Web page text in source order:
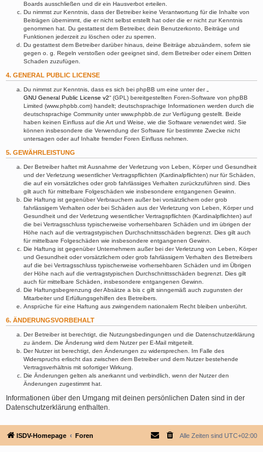
Boards ausschließen und dir ein Hausverbot erteilen.
Du nimmst zur Kenntnis, dass der Betreiber keine Verantwortung für die Inhalte von
Beiträgen übernimmt, die er nicht selbst erstellt hat oder die er nicht zur Kenntnis
genommen hat. Du gestattest dem Betreiber, dein Benutzerkonto, Beiträge und
Funktionen jederzeit zu löschen oder zu sperren.
Du gestattest dem Betreiber darüber hinaus, deine Beiträge abzuändern, sofern sie
gegen o. g. Regeln verstoßen oder geeignet sind, dem Betreiber oder einem Dritten
Schaden zuzufügen.
4. GENERAL PUBLIC LICENSE
Du nimmst zur Kenntnis, dass es sich bei phpBB um eine unter der „
GNU General Public License v2“ (GPL) bereitgestellten Foren-Software von phpBB
Limited (www.phpbb.com) handelt; deutschsprachige Informationen werden durch die
deutschsprachige Community unter www.phpbb.de zur Verfügung gestellt. Beide
haben keinen Einfluss auf die Art und Weise, wie die Software verwendet wird. Sie
können insbesondere die Verwendung der Software für bestimmte Zwecke nicht
untersagen oder auf Inhalte fremder Foren Einfluss nehmen.
5. GEWÄHRLEISTUNG
Der Betreiber haftet mit Ausnahme der Verletzung von Leben, Körper und Gesundheit
und der Verletzung wesentlicher Vertragspflichten (Kardinalpflichten) nur für Schäden,
die auf ein vorsätzliches oder grob fahrlässiges Verhalten zurückzuführen sind. Dies
gilt auch für mittelbare Folgeschäden wie insbesondere entgangenen Gewinn.
Die Haftung ist gegenüber Verbrauchern außer bei vorsätzlichem oder grob
fahrlässigem Verhalten oder bei Schäden aus der Verletzung von Leben, Körper und
Gesundheit und der Verletzung wesentlicher Vertragspflichten (Kardinalpflichten) auf
die bei Vertragsschluss typischerweise vorhersehbaren Schäden und im übrigen der
Höhe nach auf die vertragstypischen Durchschnittsschäden begrenzt. Dies gilt auch
für mittelbare Folgeschäden wie insbesondere entgangenen Gewinn.
Die Haftung ist gegenüber Unternehmern außer bei der Verletzung von Leben, Körper
und Gesundheit oder vorsätzlichem oder grob fahrlässigem Verhalten des Betreibers
auf die bei Vertragsschluss typischerweise vorhersehbaren Schäden und im Übrigen
der Höhe nach auf die vertragstypischen Durchschnittsschäden begrenzt. Dies gilt
auch für mittelbare Schäden, insbesondere entgangenen Gewinn.
Die Haftungsbegrenzung der Absätze a bis c gilt sinngemäß auch zugunsten der
Mitarbeiter und Erfüllungsgehilfen des Betreibers.
Ansprüche für eine Haftung aus zwingendem nationalem Recht bleiben unberührt.
6. ÄNDERUNGSVORBEHALT
Der Betreiber ist berechtigt, die Nutzungsbedingungen und die Datenschutzerklärung
zu ändern. Die Änderung wird dem Nutzer per E-Mail mitgeteilt.
Der Nutzer ist berechtigt, den Änderungen zu widersprechen. Im Falle des
Widerspruchs erlischt das zwischen dem Betreiber und dem Nutzer bestehende
Vertragsverhältnis mit sofortiger Wirkung.
Die Änderungen gelten als anerkannt und verbindlich, wenn der Nutzer den
Änderungen zugestimmt hat.
Informationen über den Umgang mit deinen persönlichen Daten sind in der
Datenschutzerklärung enthalten.
ISDV-Homepage Foren Alle Zeiten sind UTC+02:00